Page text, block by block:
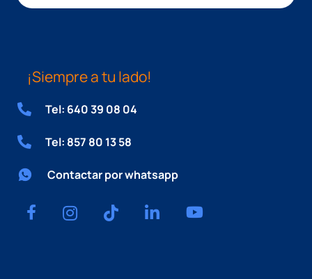
¡Siempre a tu lado!
Tel: 640 39 08 04
Tel: 857 80 13 58
Contactar por whatsapp